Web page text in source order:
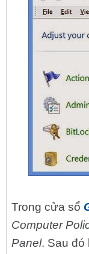
Trong cửa sổ
Computer
Panel. Sau đó